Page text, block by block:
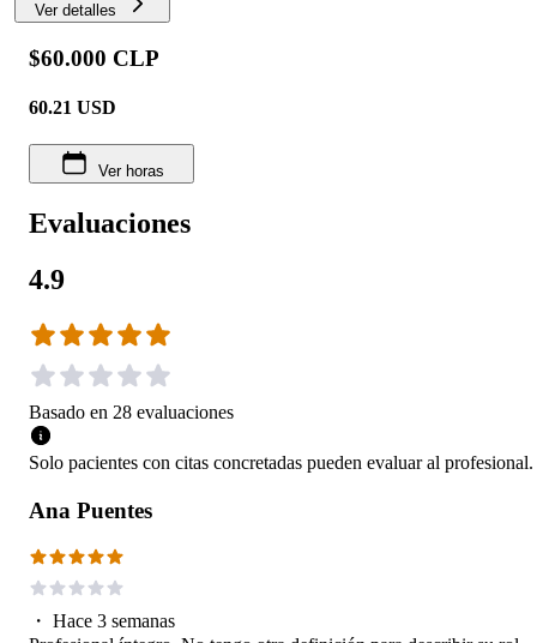
Ver detalles
$60.000 CLP
60.21 USD
Ver horas
Evaluaciones
4.9
Basado en 28 evaluaciones
Solo pacientes con citas concretadas pueden evaluar al profesional.
Ana Puentes
・ Hace 3 semanas